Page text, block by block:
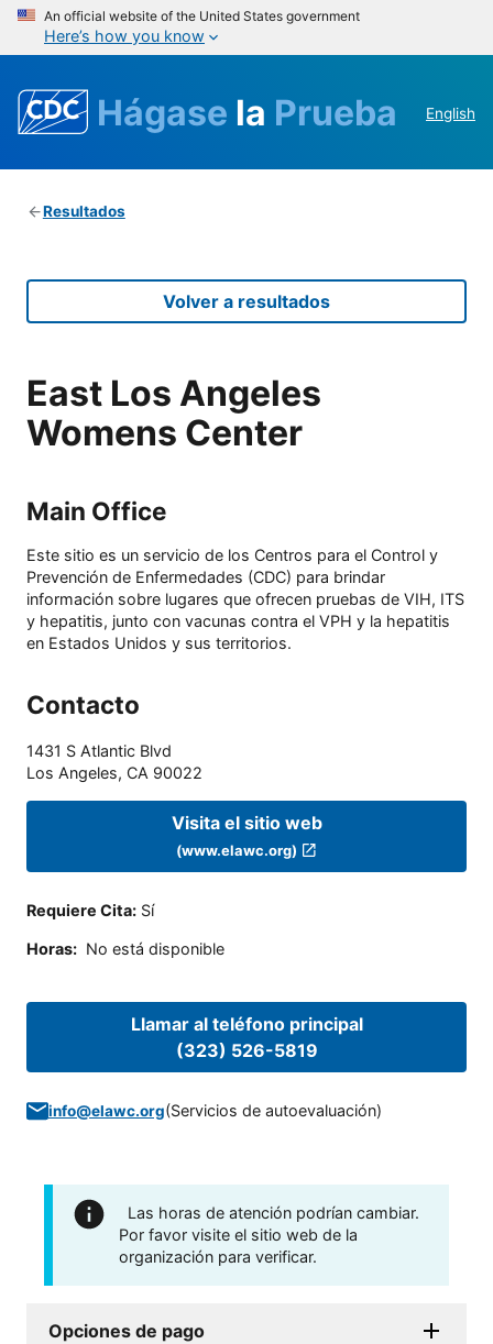
An official website of the United States government
Here’s how you know
Hágase la Prueba English
Resultados
Volver a resultados
East Los Angeles
Womens Center
Main Office
Este sitio es un servicio de los Centros para el Control y
Prevención de Enfermedades (CDC) para brindar
información sobre lugares que ofrecen pruebas de VIH, ITS
y hepatitis, junto con vacunas contra el VPH y la hepatitis
en Estados Unidos y sus territorios.
Contacto
1431 S Atlantic Blvd
Los Angeles, CA 90022
Visita el sitio web
(www.elawc.org)
Requiere Cita: Sí
Horas: No está disponible
Llamar al teléfono principal
(323) 526-5819
info@elawc.org(Servicios de autoevaluación)
Las horas de atención podrían cambiar.
Por favor visite el sitio web de la
organización para verificar.
Opciones de pago